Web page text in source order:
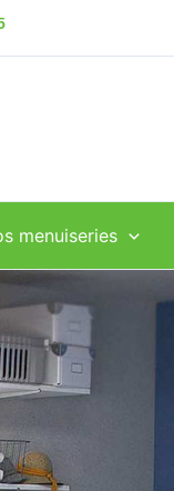
menuiseries